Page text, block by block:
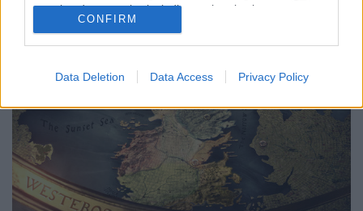
related to security, including authentication
functionality and fraud prevention, and other
user protection.
CONFIRM
Data Deletion Data Access Privacy Policy